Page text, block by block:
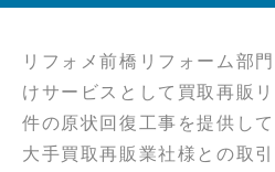
リフォメ前橋リフォーム部
けサービスとして買取再販
件の原状回復工事を提供して
大手買取再販業社様との取